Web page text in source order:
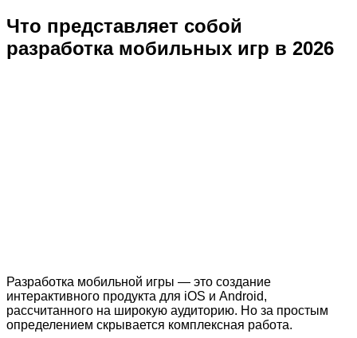
Что представляет собой
разработка мобильных игр в 2026
Разработка мобильной игры — это создание
интерактивного продукта для iOS и Android,
рассчитанного на широкую аудиторию. Но за простым
определением скрывается комплексная работа.